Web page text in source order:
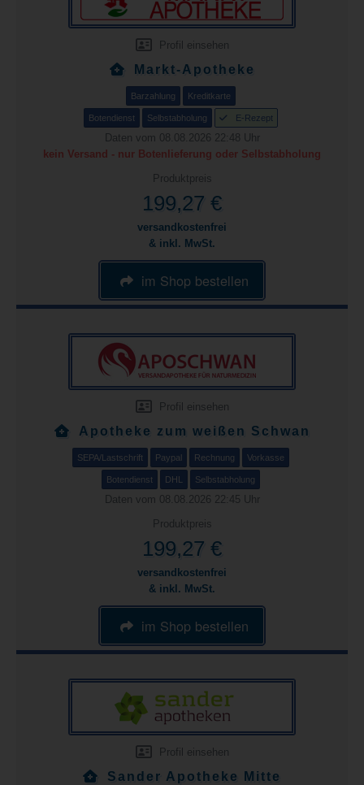
Profil einsehen
Markt-Apotheke
Barzahlung Kreditkarte
Botendienst Selbstabholung E-Rezept
Daten vom 08.08.2026 22:48 Uhr
kein Versand - nur Botenlieferung oder Selbstabholung
Produktpreis
199,27 €
versandkostenfrei
& inkl. MwSt.
im Shop bestellen
Profil einsehen
Apotheke zum weißen Schwan
SEPA/Lastschrift Paypal Rechnung Vorkasse
Botendienst DHL Selbstabholung
Daten vom 08.08.2026 22:45 Uhr
Produktpreis
199,27 €
versandkostenfrei
& inkl. MwSt.
im Shop bestellen
Profil einsehen
Sander Apotheke Mitte